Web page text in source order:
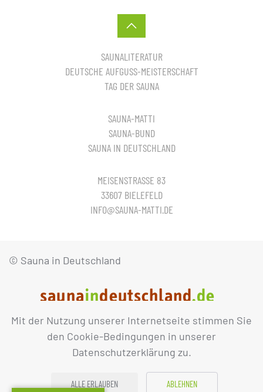
Mit der Nutzung unserer Internetseite stimmen Sie
den Cookie-Bedingungen in unserer
Datenschutzerklärung zu.
ALLE ERLAUBEN ABLEHNEN
SAUNALITERATUR
DEUTSCHE AUFGUSS-MEISTERSCHAFT
TAG DER SAUNA
SAUNA-MATTI
SAUNA-BUND
SAUNA IN DEUTSCHLAND
MEISENSTRASSE 83
33607 BIELEFELD
INFO@SAUNA-MATTI.DE
© Sauna in Deutschland
IMPRESSUM DATENSCHUTZ